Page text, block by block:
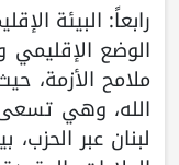
رابعاً: البيئة
الوضع
ملامح الأزمة،
الله، وهي
لبنان عبر